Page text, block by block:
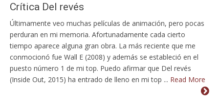
Crítica Del revés
Últimamente veo muchas películas de animación, pero pocas
perduran en mi memoria. Afortunadamente cada cierto
tiempo aparece alguna gran obra. La más reciente que me
conmocionó fue Wall E (2008) y además se estableció en el
puesto número 1 de mi top. Puedo afirmar que Del revés
(Inside Out, 2015) ha entrado de lleno en mi top ... Read More